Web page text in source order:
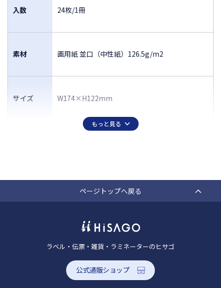
入数 24枚/1冊
素材 画用紙 並口（中性紙）126.5g/m2
サイズ W174×H122mm
もっと見る
ページトップへ戻る
ラベル・伝票・雑貨・ラミネーターのヒサゴ
公式通販ショップ